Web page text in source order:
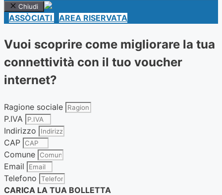
Chiudi
ASSÒCIATI AREA RISERVATA
Vuoi scoprire come migliorare la tua
connettività con il tuo voucher
internet?
Ragione sociale
P.IVA
Indirizzo
CAP
Comune
Email
Telefono
CARICA LA TUA BOLLETTA